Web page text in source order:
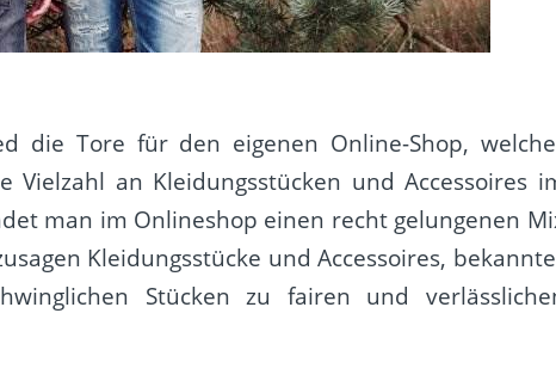
die Tore für den eigenen Online-Shop,
an Kleidungsstücken und Accessoires
man im Onlineshop einen recht gelungenen
Kleidungsstücke und Accessoires,
Stücken zu fairen und